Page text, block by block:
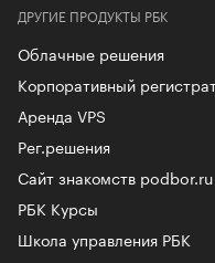
ДРУГИЕ ПРОДУКТЫ РБК
Облачные решения
Корпоративный
Аренда VPS
Рег.решения
Сайт знакомств podbor.ru
РБК Курсы
Школа управления РБК